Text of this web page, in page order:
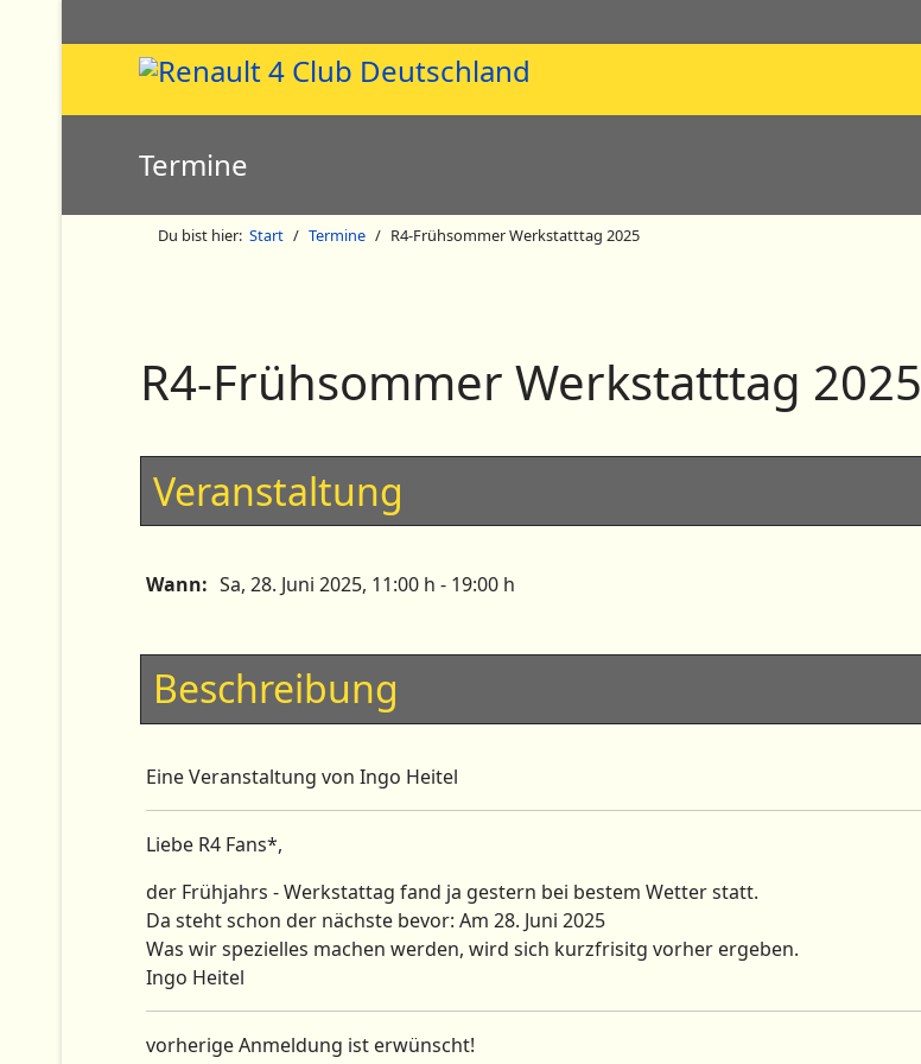
Termine
Du bist hier: Start Termine R4-Frühsommer Werkstatttag 2025
R4-Frühsommer Werkstatttag 2025
Veranstaltung
Wann: Sa, 28. Juni 2025, 11:00 h - 19:00 h
Beschreibung
Eine Veranstaltung von Ingo Heitel
Liebe R4 Fans*,
der Frühjahrs - Werkstattag fand ja gestern bei bestem Wetter statt.
Da steht schon der nächste bevor: Am 28. Juni 2025
Was wir spezielles machen werden, wird sich kurzfrisitg vorher ergeben.
Ingo Heitel
vorherige Anmeldung ist erwünscht!